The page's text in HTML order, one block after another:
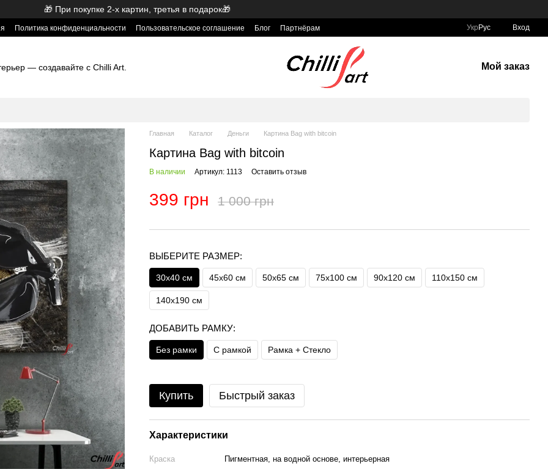
🎁 При покупке 2-х картин, третья в подарок🎁
Политика конфиденциальности Пользовательское соглашение Блог Партнёрам Укр Рус Вход
— создавайте с Chilli Art. Мой заказ
Главная Каталог Деньги Картина Bag with bitcoin
Картина Bag with bitcoin
В наличии Артикул: 1113 Оставить отзыв
399 грн 1 000 грн
ВЫБЕРИТЕ РАЗМЕР:
30х40 см 45х60 см 50х65 см 75х100 см 90х120 см 110x150 см
140x190 см
ДОБАВИТЬ РАМКУ:
Без рамки С рамкой Рамка + Стекло
Купить Быстрый заказ
Характеристики
Краска
Пигментная, на водной основе, интерьерная